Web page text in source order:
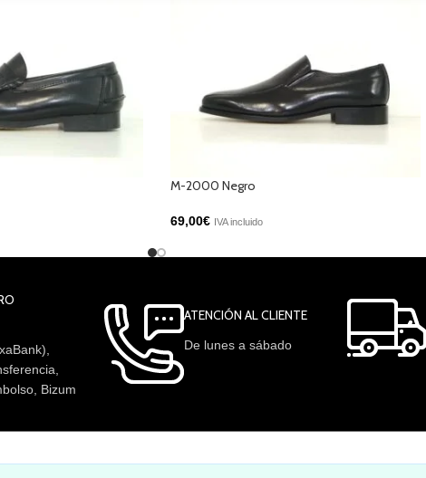
M-2000 Negro
69,00€ IVA incluido
Bizum
ATENCIÓN AL CLIENTE
De lunes a sábado